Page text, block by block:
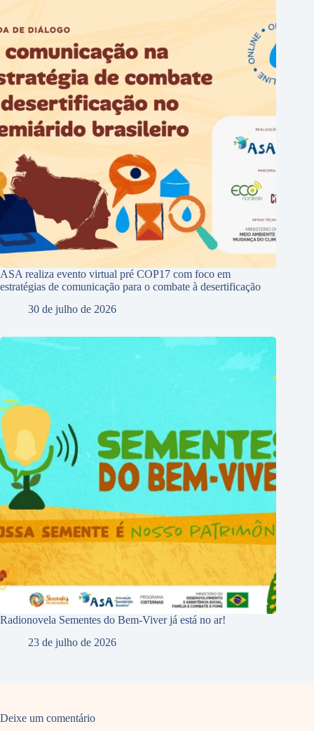
ASA realiza evento virtual pré COP17 com foco em
estratégias de comunicação para o combate à desertificação
30 de julho de 2026
Radionovela Sementes do Bem-Viver já está no ar!
23 de julho de 2026
Deixe um comentário